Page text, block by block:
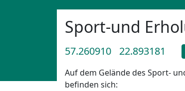
Sport-und
57.260910 22.893181
Auf dem Gelände des Sport-
befinden sich: